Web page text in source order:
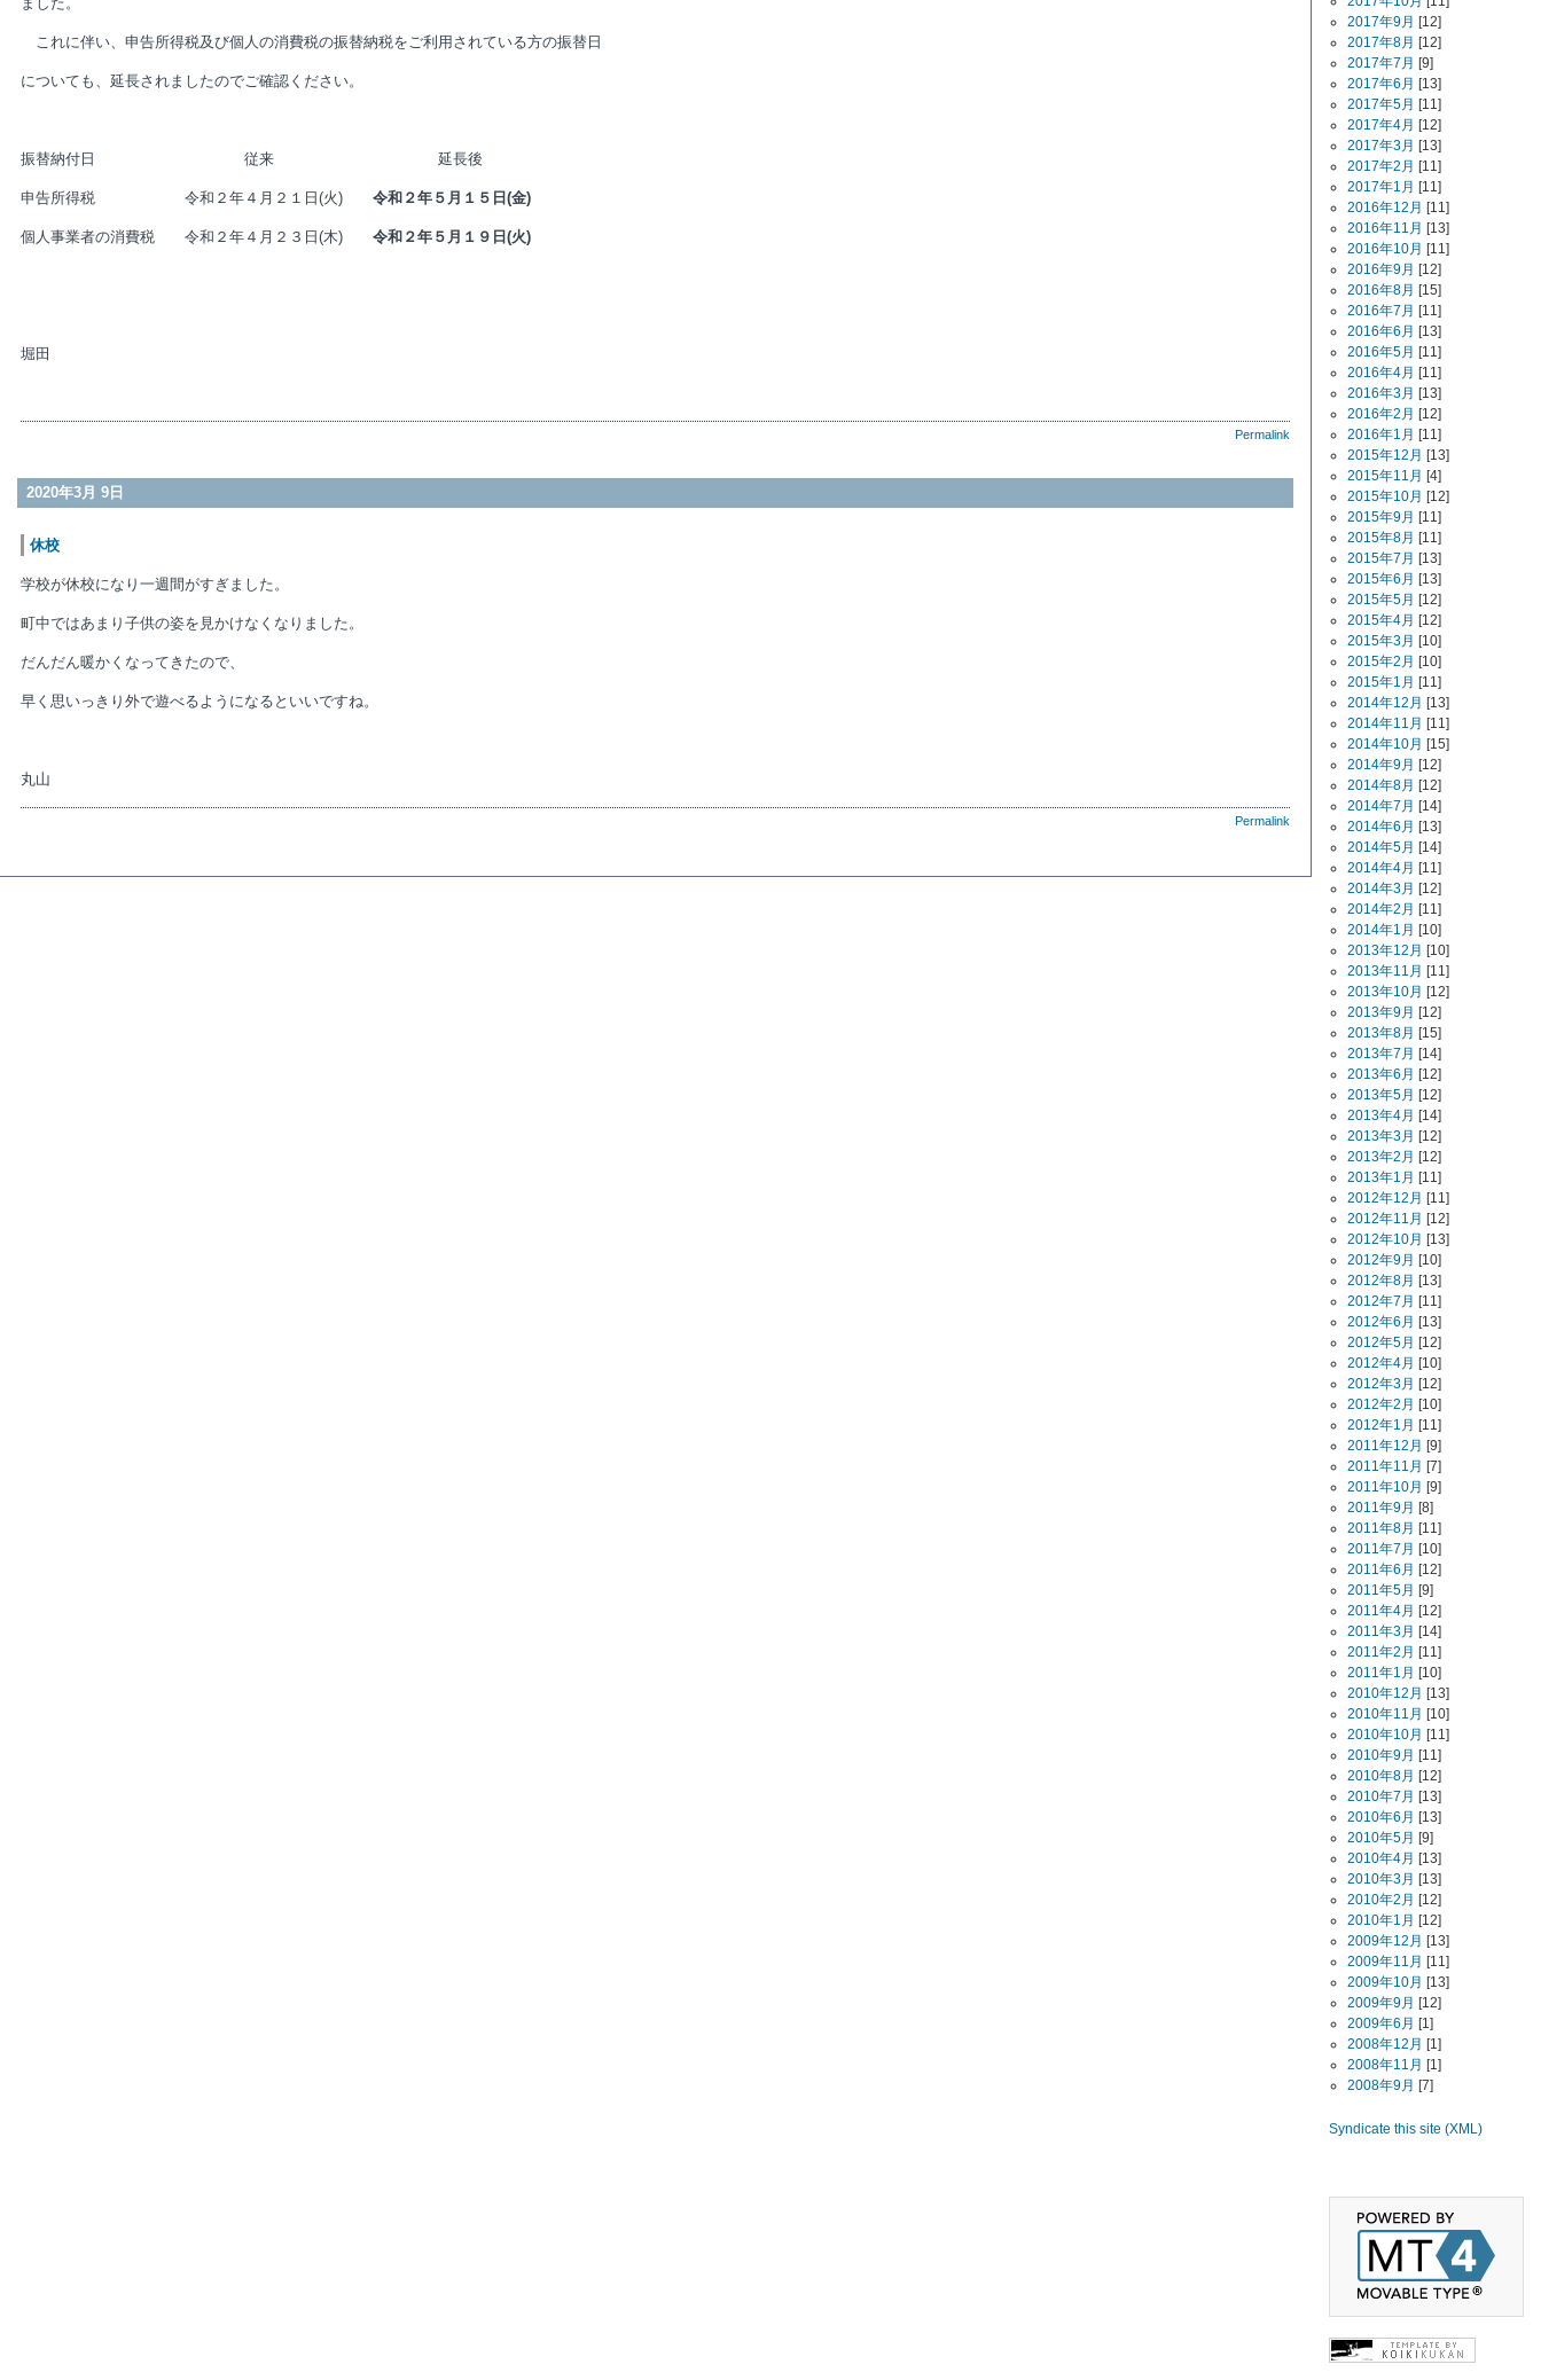
これに伴い、申告所得税及び個人の消費税の振替納税をご利用されている方の振替日
についても、延長されましたのでご確認ください。
振替納付日 従来 延長後
申告所得税 令和２年４月２１日(火) 令和２年５月１５日(金)
個人事業者の消費税 令和２年４月２３日(木) 令和２年５月１９日(火)
堀田
Permalink
2020年3月 9日
休校
学校が休校になり一週間がすぎました。
町中ではあまり子供の姿を見かけなくなりました。
だんだん暖かくなってきたので、
早く思いっきり外で遊べるようになるといいですね。
丸山
Permalink
2017年9月 [12]
2017年8月 [12]
2017年7月 [9]
2017年6月 [13]
2017年5月 [11]
2017年4月 [12]
2017年3月 [13]
2017年2月 [11]
2017年1月 [11]
2016年12月 [11]
2016年11月 [13]
2016年10月 [11]
2016年9月 [12]
2016年8月 [15]
2016年7月 [11]
2016年6月 [13]
2016年5月 [11]
2016年4月 [11]
2016年3月 [13]
2016年2月 [12]
2016年1月 [11]
2015年12月 [13]
2015年11月 [4]
2015年10月 [12]
2015年9月 [11]
2015年8月 [11]
2015年7月 [13]
2015年6月 [13]
2015年5月 [12]
2015年4月 [12]
2015年3月 [10]
2015年2月 [10]
2015年1月 [11]
2014年12月 [13]
2014年11月 [11]
2014年10月 [15]
2014年9月 [12]
2014年8月 [12]
2014年7月 [14]
2014年6月 [13]
2014年5月 [14]
2014年4月 [11]
2014年3月 [12]
2014年2月 [11]
2014年1月 [10]
2013年12月 [10]
2013年11月 [11]
2013年10月 [12]
2013年9月 [12]
2013年8月 [15]
2013年7月 [14]
2013年6月 [12]
2013年5月 [12]
2013年4月 [14]
2013年3月 [12]
2013年2月 [12]
2013年1月 [11]
2012年12月 [11]
2012年11月 [12]
2012年10月 [13]
2012年9月 [10]
2012年8月 [13]
2012年7月 [11]
2012年6月 [13]
2012年5月 [12]
2012年4月 [10]
2012年3月 [12]
2012年2月 [10]
2012年1月 [11]
2011年12月 [9]
2011年11月 [7]
2011年10月 [9]
2011年9月 [8]
2011年8月 [11]
2011年7月 [10]
2011年6月 [12]
2011年5月 [9]
2011年4月 [12]
2011年3月 [14]
2011年2月 [11]
2011年1月 [10]
2010年12月 [13]
2010年11月 [10]
2010年10月 [11]
2010年9月 [11]
2010年8月 [12]
2010年7月 [13]
2010年6月 [13]
2010年5月 [9]
2010年4月 [13]
2010年3月 [13]
2010年2月 [12]
2010年1月 [12]
2009年12月 [13]
2009年11月 [11]
2009年10月 [13]
2009年9月 [12]
2009年6月 [1]
2008年12月 [1]
2008年11月 [1]
2008年9月 [7]
Syndicate this site (XML)